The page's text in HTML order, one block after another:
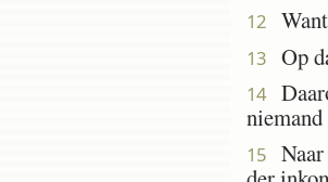
12
13 Op
14
niemand
15